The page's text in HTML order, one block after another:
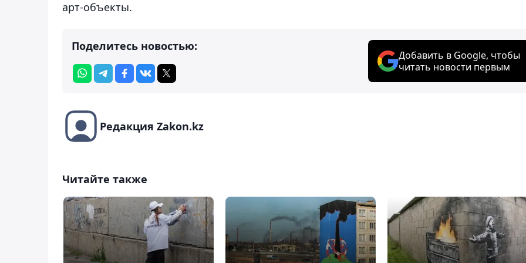
арт-объекты.
Поделитесь новостью:
Добавить в Google, чтобы
читать новости первым
Редакция Zakon.kz
Читайте также